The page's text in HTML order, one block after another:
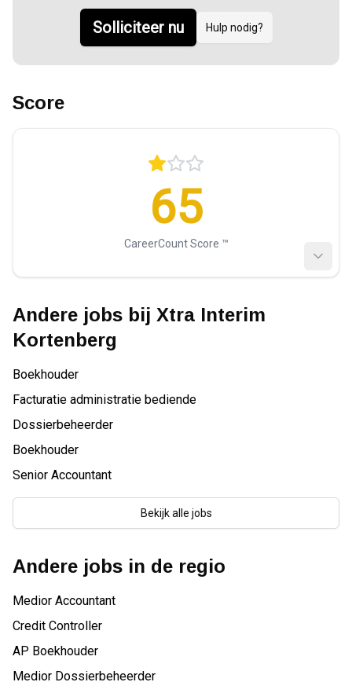
Solliciteer nu Hulp nodig?
Score
65
CareerCount Score ™️
Andere jobs bij Xtra Interim
Kortenberg
Boekhouder
Facturatie administratie bediende
Dossierbeheerder
Boekhouder
Senior Accountant
Bekijk alle jobs
Andere jobs in de regio
Medior Accountant
Credit Controller
AP Boekhouder
Medior Dossierbeheerder